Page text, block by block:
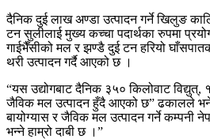
दैनिक दुई लाख अण्डा उत्पादन गर्ने खिलुङ
टन सुलीलाई मुख्य कच्चा पदार्थका रुपमा
गाईभैँसीको मल र झण्डै दुई टन हरियो
थरी उत्पादन गर्दै आएको छ ।
“यस उद्योगबाट दैनिक ३५० किलोवाट
जैविक मल उत्पादन हुँदै आएको छ” ढकालले भने,
बायोग्यास र जैविक मल उत्पादन गर्ने कम्पनी
भन्ने हाम्रो दाबी छ ।”